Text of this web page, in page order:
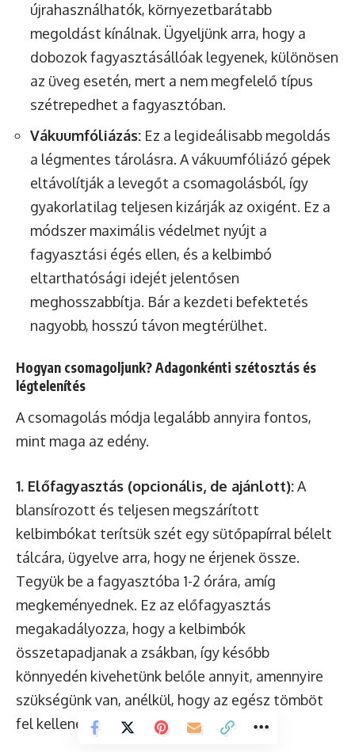
újrahasználhatók, környezetbarátabb
megoldást kínálnak. Ügyeljünk arra, hogy a
dobozok fagyasztásállóak legyenek, különösen
az üveg esetén, mert a nem megfelelő típus
szétrepedhet a fagyasztóban.
Vákuumfóliázás: Ez a legideálisabb megoldás
a légmentes tárolásra. A vákuumfóliázó gépek
eltávolítják a levegőt a csomagolásból, így
gyakorlatilag teljesen kizárják az oxigént. Ez a
módszer maximális védelmet nyújt a
fagyasztási égés ellen, és a kelbimbó
eltarthatósági idejét jelentősen
meghosszabbítja. Bár a kezdeti befektetés
nagyobb, hosszú távon megtérülhet.
Hogyan csomagoljunk? Adagonkénti szétosztás és
légtelenítés
A csomagolás módja legalább annyira fontos,
mint maga az edény.
1. Előfagyasztás (opcionális, de ajánlott):A
blansírozott és teljesen megszárított
kelbimbókat terítsük szét egy sütőpapírral bélelt
tálcára, ügyelve arra, hogy ne érjenek össze.
Tegyük be a fagyasztóba 1-2 órára, amíg
megkeményednek. Ez az előfagyasztás
megakadályozza, hogy a kelbimbók
összetapadjanak a zsákban, így később
könnyedén kivehetünk belőle annyit, amennyire
szükségünk van, anélkül, hogy az egész tömböt
fel kellene olvasztani.